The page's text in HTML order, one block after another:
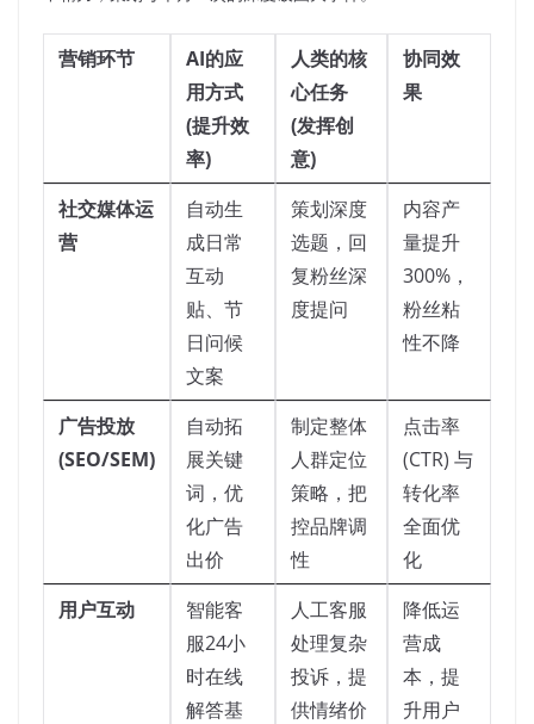
营销环节
AI的应
用方式
(提升效
率)
人类的核
心任务
(发挥创
意)
协同效
果
社交媒体运
营
自动生
成日常
互动
贴、节
日问候
文案
策划深度
选题，回
复粉丝深
度提问
内容产
量提升
300%，
粉丝粘
性不降
广告投放
(SEO/SEM)
自动拓
展关键
词，优
化广告
出价
制定整体
人群定位
策略，把
控品牌调
性
点击率
(CTR) 与
转化率
全面优
化
用户互动
智能客
服24小
时在线
解答基
人工客服
处理复杂
投诉，提
供情绪价
降低运
营成
本，提
升用户